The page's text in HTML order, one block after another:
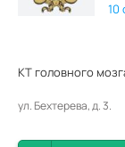
10
КТ головного
ул. Бехтерева, д. 3.